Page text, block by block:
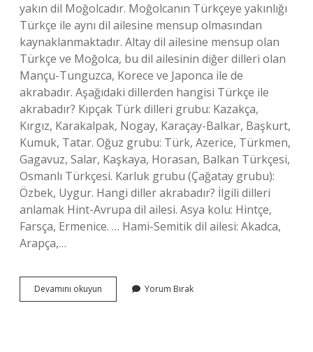
yakın dil Moğolcadır. Moğolcanın Türkçeye yakınlığı
Türkçe ile aynı dil ailesine mensup olmasından
kaynaklanmaktadır. Altay dil ailesine mensup olan
Türkçe ve Moğolca, bu dil ailesinin diğer dilleri olan
Mançu-Tunguzca, Korece ve Japonca ile de
akrabadır. Aşağıdaki dillerden hangisi Türkçe ile
akrabadır? Kıpçak Türk dilleri grubu: Kazakça,
Kırgız, Karakalpak, Nogay, Karaçay-Balkar, Başkurt,
Kumuk, Tatar. Oğuz grubu: Türk, Azerice, Türkmen,
Gagavuz, Salar, Kaşkaya, Horasan, Balkan Türkçesi,
Osmanlı Türkçesi. Karluk grubu (Çağatay grubu):
Özbek, Uygur. Hangi diller akrabadır? İlgili dilleri
anlamak Hint-Avrupa dil ailesi. Asya kolu: Hintçe,
Farsça, Ermenice. … Hami-Semitik dil ailesi: Akadca,
Arapça,…
Devamını okuyun
Dil
Yorum Bırak